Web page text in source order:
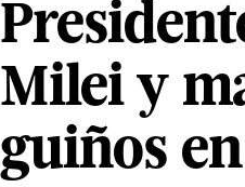
Milei y
guiños